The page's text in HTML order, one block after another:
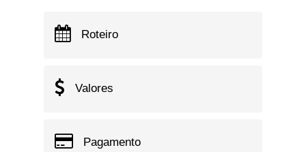
Roteiro
Valores
Pagamento